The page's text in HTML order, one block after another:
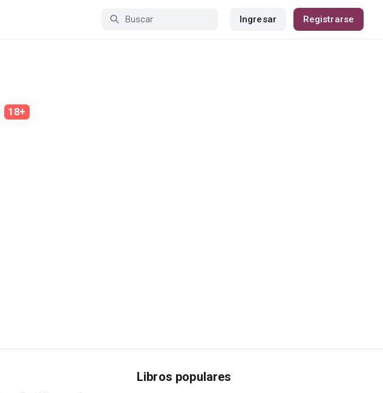
Ingresar Registrarse
18+
Libros populares